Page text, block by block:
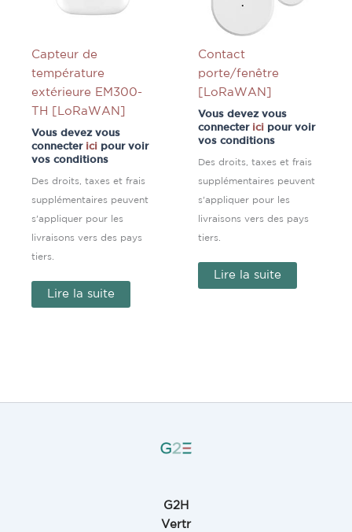
Capteur de
température
extérieure EM300-
TH [LoRaWAN]
Vous devez vous
connecter ici pour voir
vos conditions
Des droits, taxes et frais
supplémentaires peuvent
s'appliquer pour les
livraisons vers des pays
tiers.
Lire la suite
Contact
porte/fenêtre
[LoRaWAN]
Vous devez vous
connecter ici pour voir
vos conditions
Des droits, taxes et frais
supplémentaires peuvent
s'appliquer pour les
livraisons vers des pays
tiers.
Lire la suite
G2H
Vertr